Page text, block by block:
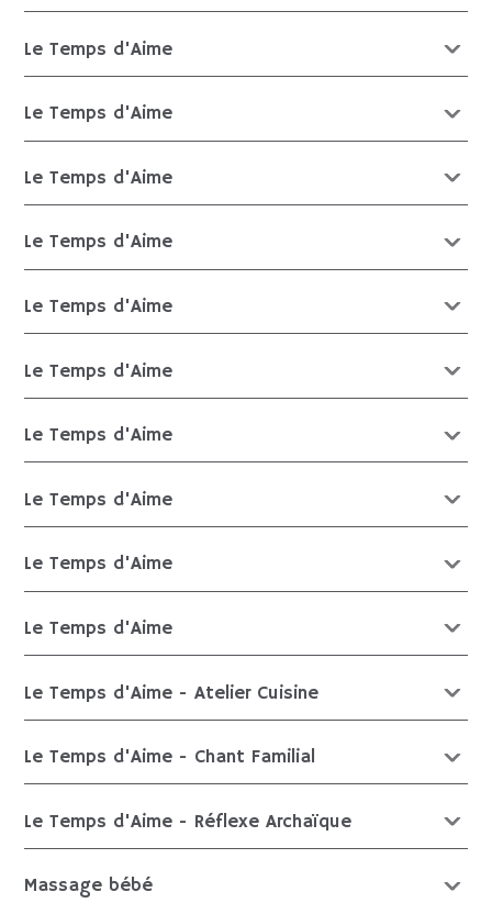
Le Temps d'Aime
Le Temps d'Aime
Le Temps d'Aime
Le Temps d'Aime
Le Temps d'Aime
Le Temps d'Aime
Le Temps d'Aime
Le Temps d'Aime
Le Temps d'Aime
Le Temps d'Aime
Le Temps d'Aime - Atelier Cuisine
Le Temps d'Aime - Chant Familial
Le Temps d'Aime - Réflexe Archaïque
Massage bébé